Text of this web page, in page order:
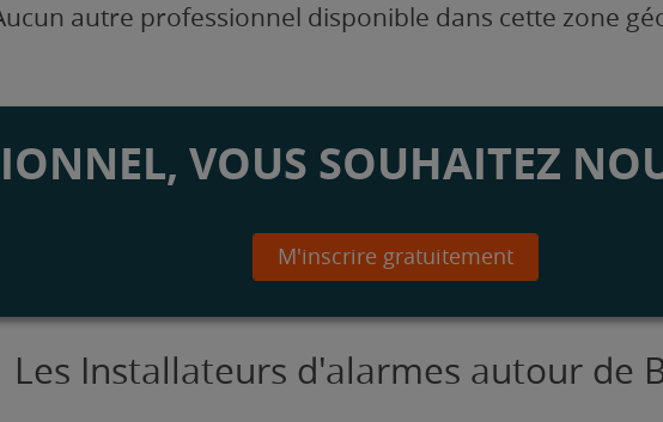
autre professionnel disponible dans cette zone
VOUS SOUHAITEZ
M'inscrire gratuitement
Les Installateurs d'alarmes autour de